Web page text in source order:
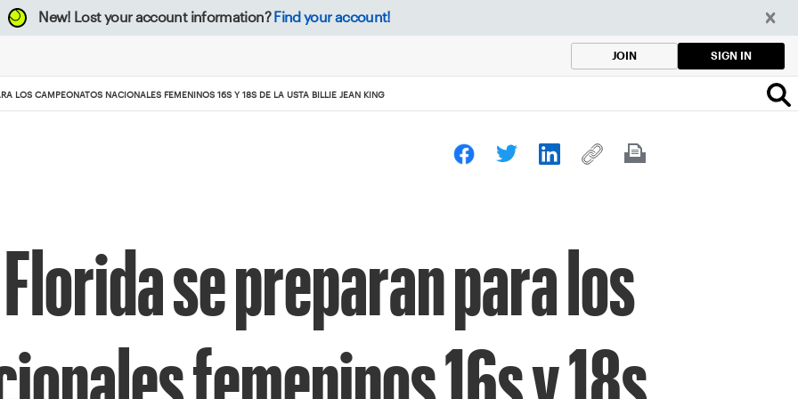
New! Lost your account information? Find your account!
JOIN SIGN IN
LOS CAMPEONATOS NACIONALES FEMENINOS 16S Y 18S DE LA USTA BILLIE JEAN KING
Florida se preparan para los
femeninos 16s y 18s